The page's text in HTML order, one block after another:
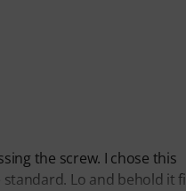
the screw. I chose this
Lo and behold it